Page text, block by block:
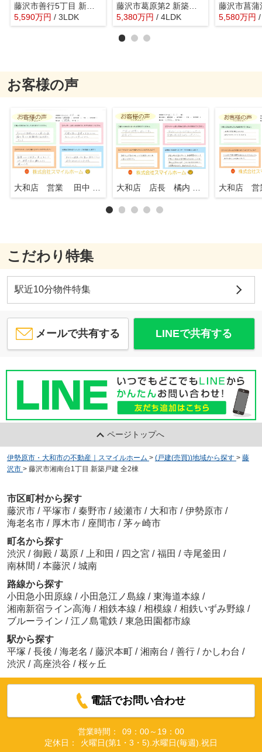
藤沢市善行5丁目 新築戸建 全2棟
5,590万円 / 3LDK
藤沢市葛原第2 新築戸建 全12棟
5,380万円 / 4LDK 5,580万円
お客様の声
こだわり特集
駅近10分物件特集
メールで共有する LINEで共有する
ページトップへ
伊勢原市・大和市の不動産｜スマイルホーム > (戸建(売買))地域から探す > 藤
沢市 > 藤沢市湘南台1丁目 新築戸建 全2棟
市区町村から探す
藤沢市 / 平塚市 / 秦野市 / 綾瀬市 / 大和市 / 伊勢原市 /
海老名市 / 厚木市 / 座間市 / 茅ヶ崎市
町名から探す
渋沢 / 御殿 / 葛原 / 上和田 / 四之宮 / 福田 / 寺尾釜田 /
南林間 / 本藤沢 / 城南
路線から探す
小田急小田原線 / 小田急江ノ島線 / 東海道本線 /
湘南新宿ライン高海 / 相鉄本線 / 相模線 / 相鉄いずみ野線 /
ブルーライン / 江ノ島電鉄 / 東急田園都市線
駅から探す
平塚 / 長後 / 海老名 / 藤沢本町 / 湘南台 / 善行 / かしわ台 /
渋沢 / 高座渋谷 / 桜ヶ丘
電話でお問い合わせ
営業時間：
09：00～19：00
定休日：
火曜日(第1・3・5).水曜日(毎週).祝日